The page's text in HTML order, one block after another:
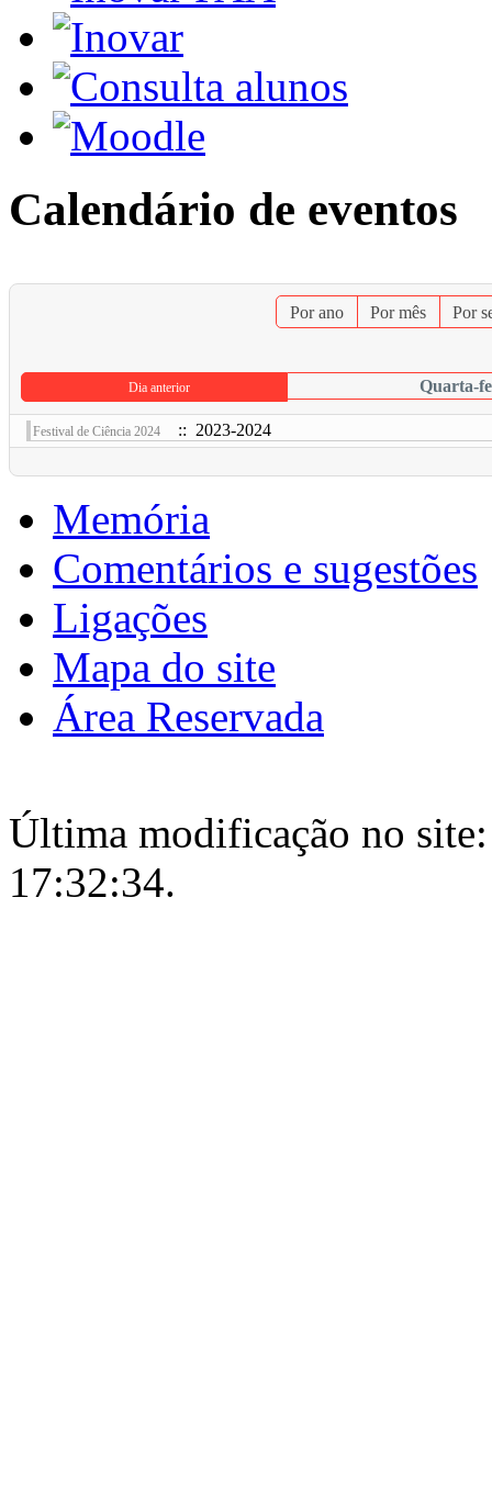
Calendário de eventos
Por ano Por mês Por
Dia anterior Quarta-
Festival de Ciência 2024 :: 2023-2024
Memória
Comentários e sugestões
Ligações
Mapa do site
Área Reservada
Última modificação no
17:32:34.